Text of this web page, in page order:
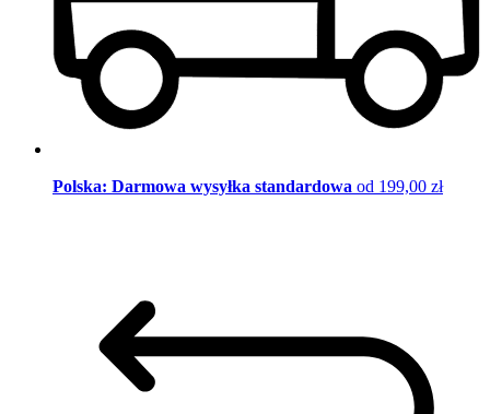
Polska: Darmowa wysyłka standardowa od 199,00 zł